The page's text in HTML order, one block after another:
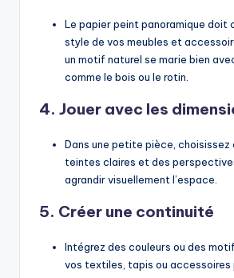
Le papier peint panoramique doit
style de vos meubles et
un motif naturel se marie bien
comme le bois ou le rotin.
4. Jouer avec les
Dans une petite pièce,
teintes claires et des
agrandir visuellement l’espace.
5. Créer une continuité
Intégrez des couleurs ou des
vos textiles, tapis ou accessoires